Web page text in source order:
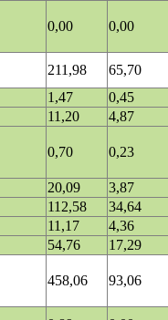
0,00 0,00
211,98
65,70
1,47
0,45
11,20
4,87
0,70 0,23
20,09
3,87
112,58
34,64
11,17
4,36
54,76
17,29
458,06 93,06